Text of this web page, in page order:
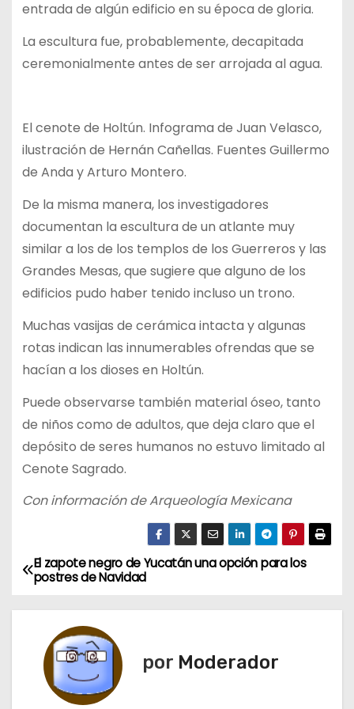
entrada de algún edificio en su época de gloria.
La escultura fue, probablemente, decapitada
ceremonialmente antes de ser arrojada al agua.
El cenote de Holtún. Infograma de Juan Velasco,
ilustración de Hernán Cañellas. Fuentes Guillermo
de Anda y Arturo Montero.
De la misma manera, los investigadores
documentan la escultura de un atlante muy
similar a los de los templos de los Guerreros y las
Grandes Mesas, que sugiere que alguno de los
edificios pudo haber tenido incluso un trono.
Muchas vasijas de cerámica intacta y algunas
rotas indican las innumerables ofrendas que se
hacían a los dioses en Holtún.
Puede observarse también material óseo, tanto
de niños como de adultos, que deja claro que el
depósito de seres humanos no estuvo limitado al
Cenote Sagrado.
Con información de Arqueología Mexicana
N
a
El zapote negro de Yucatán una opción para los
postres de Navidad
por Moderador